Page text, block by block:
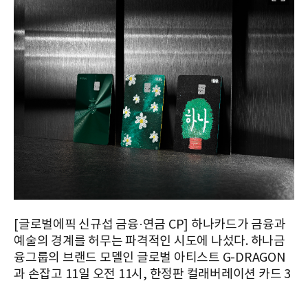
[글로벌에픽 신규섭 금융·연금 CP] 하나카드가 금융과
예술의 경계를 허무는 파격적인 시도에 나섰다. 하나금
융그룹의 브랜드 모델인 글로벌 아티스트 G-DRAGON
과 손잡고 11일 오전 11시, 한정판 컬래버레이션 카드 3